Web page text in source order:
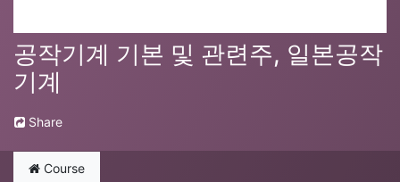
공작기계 기본 및 관련주, 일본공작
기계
Share
Course